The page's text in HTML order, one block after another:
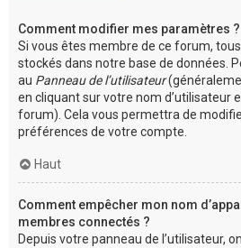
Comment modifier mes paramètres ?
Si vous êtes membre de ce forum,
stockés dans notre base de données.
au Panneau de l’utilisateur
en cliquant sur votre nom d’utilisateur
forum). Cela vous permettra de
préférences de votre compte.
Haut
Comment empêcher mon nom
membres connectés ?
Depuis votre panneau de l’utilisateur,